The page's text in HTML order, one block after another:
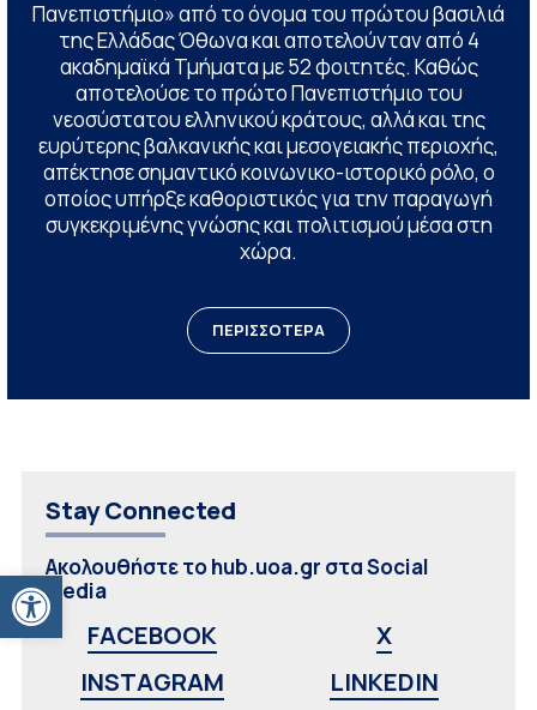
Ανοίξτε τη γραμμή εργαλείων
Πανεπιστήμιο» από το όνομα του πρώτου βασιλιά
της Ελλάδας Όθωνα και αποτελούνταν από 4
ακαδημαϊκά Τμήματα με 52 φοιτητές. Καθώς
αποτελούσε το πρώτο Πανεπιστήμιο του
νεοσύστατου ελληνικού κράτους, αλλά και της
ευρύτερης βαλκανικής και μεσογειακής περιοχής,
απέκτησε σημαντικό κοινωνικο-ιστορικό ρόλο, ο
οποίος υπήρξε καθοριστικός για την παραγωγή
συγκεκριμένης γνώσης και πολιτισμού μέσα στη
χώρα.
ΠΕΡΙΣΣΟΤΕΡΑ
Stay Connected
Ακολουθήστε το hub.uoa.gr στα Social
Media
FACEBOOK
X
INSTAGRAM
LINKEDIN